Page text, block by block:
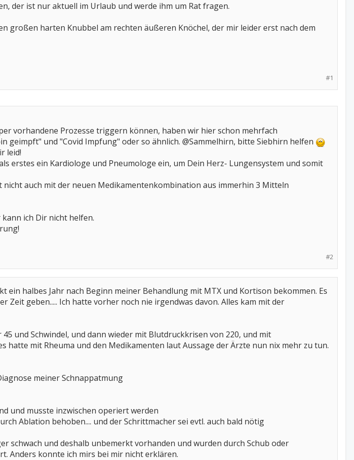
der ist nur aktuell im Urlaub und werde ihm um Rat fragen.
großen harten Knubbel am rechten äußeren Knöchel, der mir leider erst nach dem
#1
vorhandene Prozesse triggern können, haben wir hier schon mehrfach
geimpft" und "Covid Impfung" oder so ähnlich. @Sammelhirn, bitte Siebhirn helfen
leid!
erstes ein Kardiologe und Pneumologe ein, um Dein Herz- Lungensystem und somit
nicht auch mit der neuen Medikamentenkombination aus immerhin 3 Mitteln
ich Dir nicht helfen.
#2
ein halbes Jahr nach Beginn meiner Behandlung mit MTX und Kortison bekommen. Es
Zeit geben..... Ich hatte vorher noch nie irgendwas davon. Alles kam mit der
und Schwindel, und dann wieder mit Blutdruckkrisen von 220, und mit
hatte mit Rheuma und den Medikamenten laut Aussage der Ärzte nun nix mehr zu tun.
meiner Schnappatmung
und musste inzwischen operiert werden
Ablation behoben.... und der Schrittmacher sei evtl. auch bald nötig
schwach und deshalb unbemerkt vorhanden und wurden durch Schub oder
Anders konnte ich mirs bei mir nicht erklären.